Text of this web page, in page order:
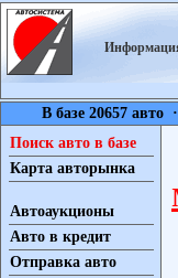
В базе 20657 авто
Поиск авто в базе
Карта авторынка
Автоаукционы
Авто в кредит
Отправка авто